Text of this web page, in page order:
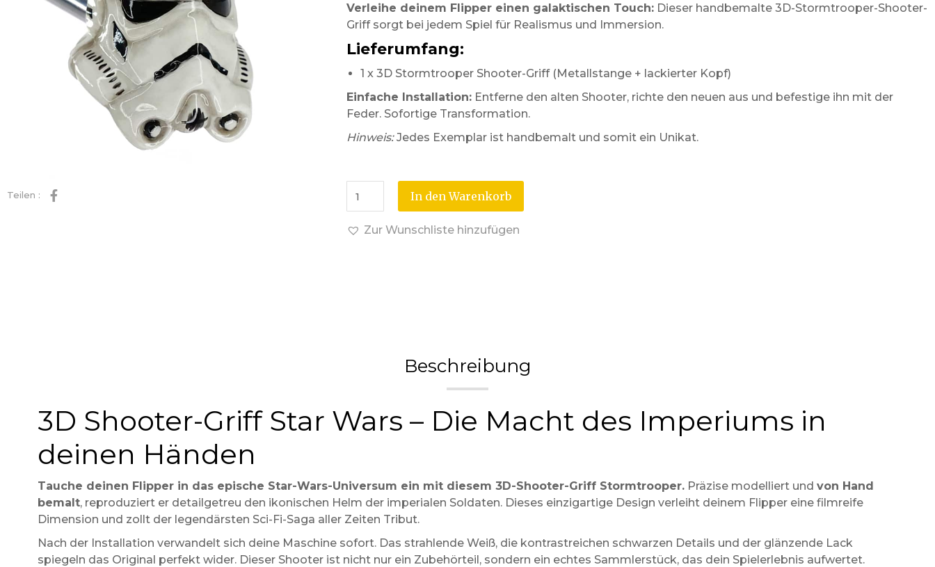
Teilen :
Verleihe deinem Flipper einen galaktischen Touch:Dieser handbemalte 3D-Stormtrooper-Shooter-
Griff sorgt bei jedem Spiel für Realismus und Immersion.
Lieferumfang:
1 x 3D Stormtrooper Shooter-Griff (Metallstange + lackierter Kopf)
Einfache Installation:Entferne den alten Shooter, richte den neuen aus und befestige ihn mit der
Feder. Sofortige Transformation.
Hinweis:Jedes Exemplar ist handbemalt und somit ein Unikat.
In den Warenkorb
Zur Wunschliste hinzufügen
Beschreibung
3D Shooter-Griff Star Wars – Die Macht des Imperiums in
deinen Händen
Tauche deinen Flipper in das epische Star-Wars-Universum ein mit diesem 3D-Shooter-Griff Stormtrooper.Präzise modelliert und von Hand
bemalt, reproduziert er detailgetreu den ikonischen Helm der imperialen Soldaten. Dieses einzigartige Design verleiht deinem Flipper eine filmreife
Dimension und zollt der legendärsten Sci-Fi-Saga aller Zeiten Tribut.
Nach der Installation verwandelt sich deine Maschine sofort. Das strahlende Weiß, die kontrastreichen schwarzen Details und der glänzende Lack
spiegeln das Original perfekt wider. Dieser Shooter ist nicht nur ein Zubehörteil, sondern ein echtes Sammlerstück, das dein Spielerlebnis aufwertet.